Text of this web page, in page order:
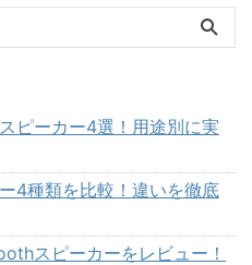
ピーカー4選！用途別に実
4種類を比較！違いを徹底
スピーカーをレビュー！